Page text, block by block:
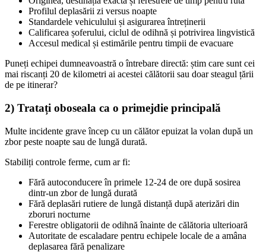
Profilul deplasării zi versus noapte
Standardele vehiculului și asigurarea întreținerii
Calificarea șoferului, ciclul de odihnă și potrivirea lingvistică
Accesul medical și estimările pentru timpii de evacuare
Puneți echipei dumneavoastră o întrebare directă: știm care sunt cei
mai riscanți 20 de kilometri ai acestei călătorii sau doar steagul țării
de pe itinerar?
2) Tratați oboseala ca o primejdie principală
Multe incidente grave încep cu un călător epuizat la volan după un
zbor peste noapte sau de lungă durată.
Stabiliți controle ferme, cum ar fi:
Fără autoconducere în primele 12-24 de ore după sosirea
dintr-un zbor de lungă durată
Fără deplasări rutiere de lungă distanță după aterizări din
zboruri nocturne
Ferestre obligatorii de odihnă înainte de călătoria ulterioară
Autoritate de escaladare pentru echipele locale de a amâna
deplasarea fără penalizare